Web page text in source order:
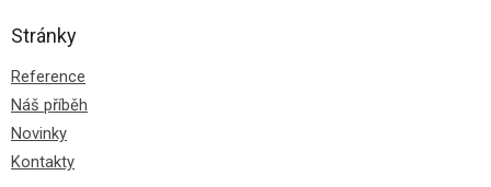
Stránky
Reference
Náš příběh
Novinky
Kontakty